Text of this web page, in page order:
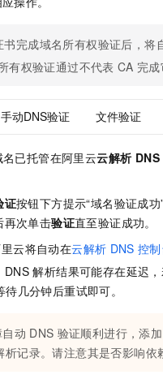
书完成域名所有权验证后，将
有权验证通过不代表 CA 完
手动DNS验证 文件验证
已托管在阿里云云解析 DNS
证按钮下方提示“域名验证成
再次单击验证直至验证成功。
云将自动在云解析 DNS 控
DNS 解析结果可能存在延迟
几分钟后重试即可。
动 DNS 验证顺利进行，添加
析记录。请注意其是否影响依